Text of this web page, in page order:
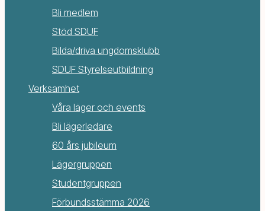
Bli medlem
Stöd SDUF
Bilda/driva ungdomsklubb
SDUF Styrelseutbildning
Verksamhet
Våra läger och events
Bli lägerledare
60 års jubileum
Lägergruppen
Studentgruppen
Förbundsstämma 2026